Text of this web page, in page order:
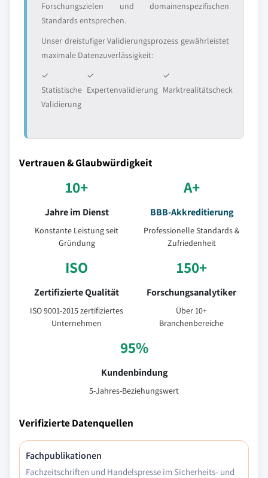
Forschungszielen und domainenspezifischen
Standards entsprechen.
Unser dreistufiger Validierungsprozess gewährleistet
maximale Datenzuverlässigkeit:
✓
Statistische
Validierung
✓
Expertenvalidierung
✓
Marktrealitätscheck
Vertrauen & Glaubwürdigkeit
10+
Jahre im Dienst
Konstante Leistung seit
Gründung
A+
BBB-Akkreditierung
Professionelle Standards &
Zufriedenheit
ISO
Zertifizierte Qualität
ISO 9001-2015 zertifiziertes
Unternehmen
150+
Forschungsanalytiker
Über 10+
Branchenbereiche
95%
Kundenbindung
5-Jahres-Beziehungswert
Verifizierte Datenquellen
Fachpublikationen
Fachzeitschriften und Handelspresse im Sicherheits- und